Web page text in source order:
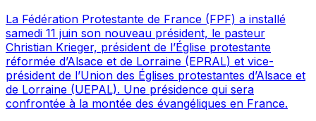
La Fédération Protestante de France (FPF) a installé
samedi 11 juin son nouveau président, le pasteur
Christian Krieger, président de l’Église protestante
réformée d’Alsace et de Lorraine (EPRAL) et vice-
président de l’Union des Églises protestantes d’Alsace et
de Lorraine (UEPAL). Une présidence qui sera
confrontée à la montée des évangéliques en France.